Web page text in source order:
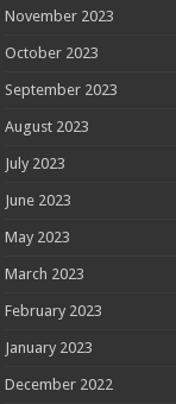
November 2023
October 2023
September 2023
August 2023
July 2023
June 2023
May 2023
March 2023
February 2023
January 2023
December 2022